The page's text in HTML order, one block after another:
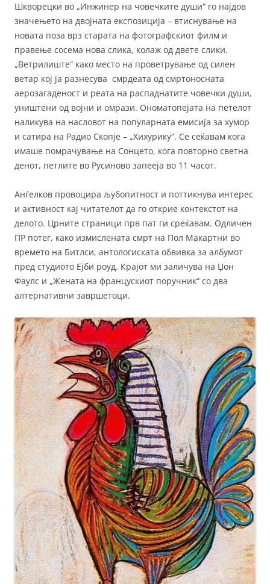
Шкворецки во „Инжинер на човечките души“ го најдов
значењето на двојната експозиција – втиснување на
новата поза врз старата на фотографскиот филм и
правење сосема нова слика, колаж од двете слики.
„Ветрилиште“ како место на проветрување од силен
ветар кој ја разнесува смрдеата од смртоносната
аерозагаденост и реата на распаднатите човечки души,
уништени од војни и омрази. Ономатопејата на петелот
наликува на насловот на популарната емисија за хумор
и сатира на Радио Скопје – „Хихурику“. Се сеќавам кога
имаше помрачување на Сонцето, кога повторно светна
денот, петлите во Русиново запееја во 11 часот.
Анѓелков провоцира љубопитност и поттикнува интерес
и активност кај читателот да го открие контекстот на
делото. Црните страници прв пат ги среќавам. Одличен
ПР потег, како измислената смрт на Пол Макартни во
времето на Битлси, антологиската обвивка за албумот
пред студиото Ејби роуд. Крајот ми заличува на Џон
Фаулс и „Жената на францускиот поручник“ со два
алтернативни завршетоци.